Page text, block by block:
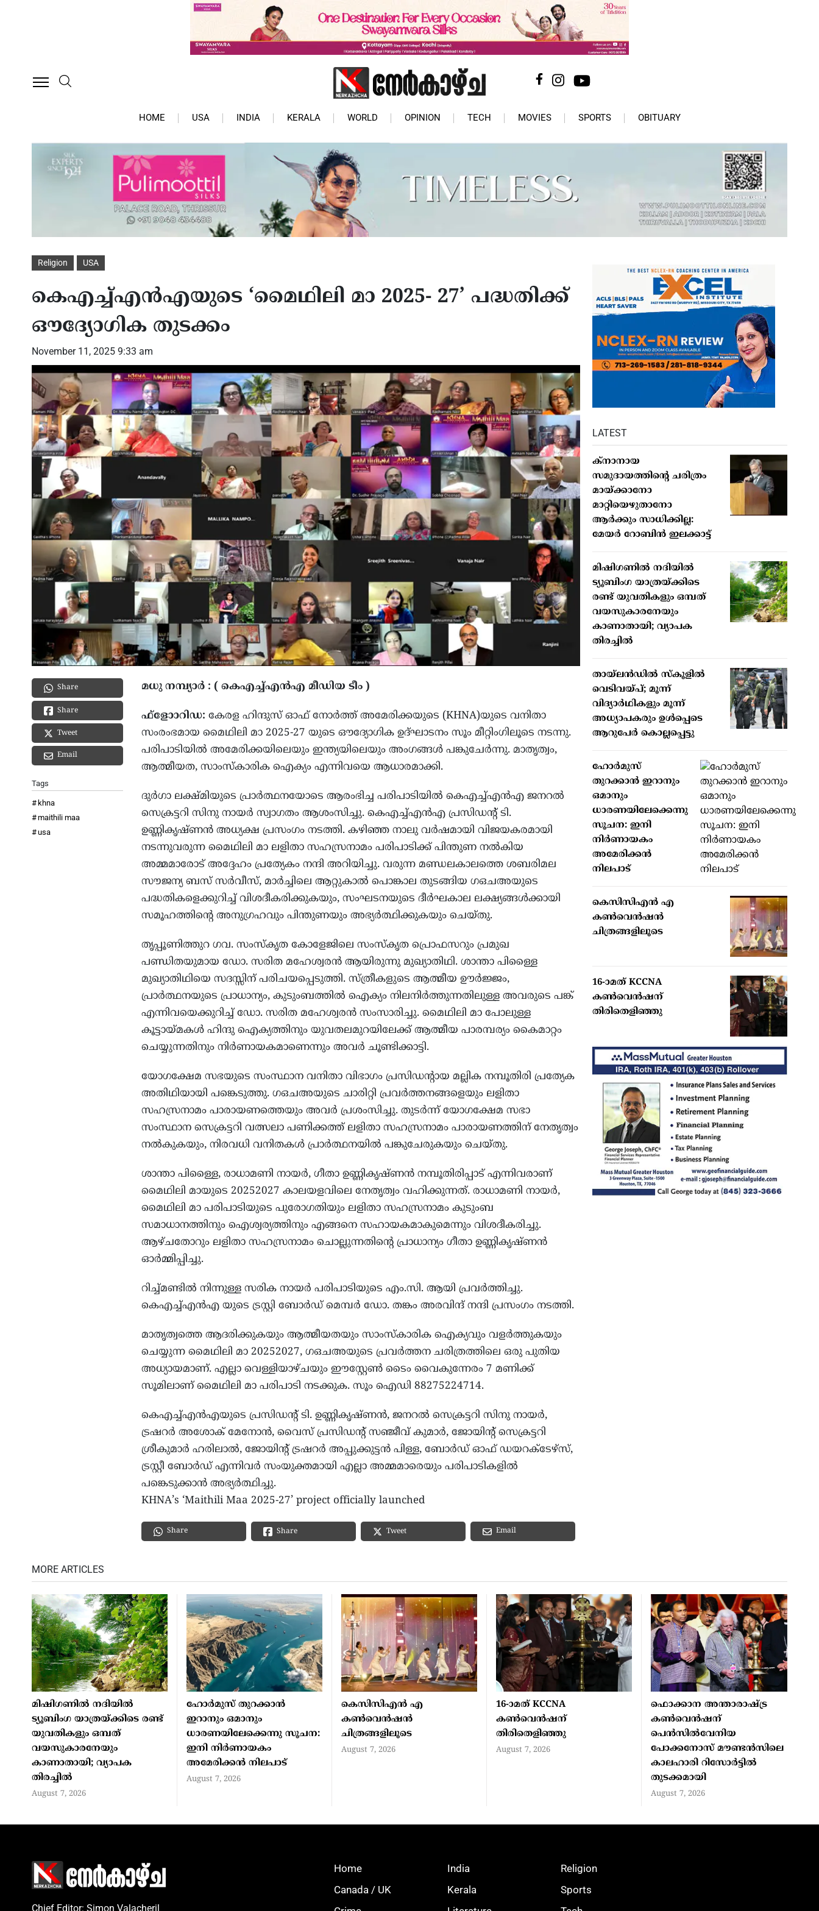
HOME USA INDIA KERALA WORLD OPINION TECH MOVIES SPORTS OBITUARY
Religion USA
കെഎച്ച്എന്‍എയുടെ ‘മൈഥിലി മാ 2025- 27’ പദ്ധതിക്ക്
ഔദ്യോഗിക തുടക്കം
November 11, 2025 9:33 am
Share
Share
Tweet
Email
Tags
khna
maithili maa
usa
മധു നമ്പ്യാര്‍ : ( കെഎച്ച്എന്‍എ മീഡിയ ടീം )
ഫ്‌ളോാറിഡ: കേരള ഹിന്ദുസ് ഓഫ് നോര്‍ത്ത് അമേരിക്കയുടെ (KHNA)യുടെ വനിതാ
സംരംഭമായ മൈഥിലി മാ 2025-27 യുടെ ഔദ്യോഗിക ഉദ്ഘാടനം സൂം മീറ്റിംഗിലൂടെ നടന്നു.
പരിപാടിയില്‍ അമേരിക്കയിലെയും ഇന്ത്യയിലെയും അംഗങ്ങള്‍ പങ്കുചേര്‍ന്നു. മാതൃത്വം,
ആത്മീയത, സാംസ്‌കാരിക ഐക്യം എന്നിവയെ ആധാരമാക്കി.
ദുര്‍ഗാ ലക്ഷ്മിയുടെ പ്രാര്‍ത്ഥനയോടെ ആരംഭിച്ച പരിപാടിയില്‍ കെഎച്ച്എന്‍എ ജനറല്‍
സെക്രട്ടറി സിനു നായര്‍ സ്വാഗതം ആശംസിച്ചു. കെഎച്ച്എന്‍എ പ്രസിഡന്റ് ടി.
ഉണ്ണികൃഷ്ണന്‍ അധ്യക്ഷ പ്രസംഗം നടത്തി. കഴിഞ്ഞ നാലു വര്‍ഷമായി വിജയകരമായി
നടന്നുവരുന്ന മൈഥിലി മാ ലളിതാ സഹസ്രനാമം പരിപാടിക്ക് പിന്തുണ നല്‍കിയ
അമ്മമാരോട് അദ്ദേഹം പ്രത്യേകം നന്ദി അറിയിച്ചു. വരുന്ന മണ്ഡലകാലത്തെ ശബരിമല
സൗജന്യ ബസ് സര്‍വീസ്, മാര്‍ച്ചിലെ ആറ്റുകാല്‍ പൊങ്കാല തുടങ്ങിയ ഗഒചഅയുടെ
പദ്ധതികളെക്കുറിച്ച് വിശദീകരിക്കുകയും, സംഘടനയുടെ ദീര്‍ഘകാല ലക്ഷ്യങ്ങള്‍ക്കായി
സമൂഹത്തിന്റെ അനുഗ്രഹവും പിന്തുണയും അഭ്യര്‍ത്ഥിക്കുകയും ചെയ്തു.
തൃപ്പൂണിത്തുറ ഗവ. സംസ്‌കൃത കോളേജിലെ സംസ്‌കൃത പ്രൊഫസറും പ്രമുഖ
പണ്ഡിതയുമായ ഡോ. സരിത മഹേശ്വരന്‍ ആയിരുന്നു മുഖ്യാതിഥി. ശാന്താ പിള്ളൈ
മുഖ്യാതിഥിയെ സദസ്സിന് പരിചയപ്പെടുത്തി. സ്ത്രീകളുടെ ആത്മീയ ഊര്‍ജ്ജം,
പ്രാര്‍ത്ഥനയുടെ പ്രാധാന്യം, കുടുംബത്തില്‍ ഐക്യം നിലനിര്‍ത്തുന്നതിലുള്ള അവരുടെ പങ്ക്
എന്നിവയെക്കുറിച്ച് ഡോ. സരിത മഹേശ്വരന്‍ സംസാരിച്ചു. മൈഥിലി മാ പോലുള്ള
കൂട്ടായ്മകള്‍ ഹിന്ദു ഐക്യത്തിനും യുവതലമുറയിലേക്ക് ആത്മീയ പാരമ്പര്യം കൈമാറ്റം
ചെയ്യുന്നതിനും നിര്‍ണായകമാണെന്നും അവര്‍ ചൂണ്ടിക്കാട്ടി.
യോഗക്ഷേമ സഭയുടെ സംസ്ഥാന വനിതാ വിഭാഗം പ്രസിഡന്റായ മല്ലിക നമ്പൂതിരി പ്രത്യേക
അതിഥിയായി പങ്കെടുത്തു. ഗഒചഅയുടെ ചാരിറ്റി പ്രവര്‍ത്തനങ്ങളെയും ലളിതാ
സഹസ്രനാമം പാരായണത്തെയും അവര്‍ പ്രശംസിച്ചു. തുടര്‍ന്ന് യോഗക്ഷേമ സഭാ
സംസ്ഥാന സെക്രട്ടറി വത്സലാ പണിക്കത്ത് ലളിതാ സഹസ്രനാമം പാരായണത്തിന് നേതൃത്വം
നല്‍കുകയും, നിരവധി വനിതകള്‍ പ്രാര്‍ത്ഥനയില്‍ പങ്കുചേരുകയും ചെയ്തു.
ശാന്താ പിള്ളൈ, രാധാമണി നായര്‍, ഗീതാ ഉണ്ണികൃഷ്ണന്‍ നമ്പൂതിരിപ്പാട് എന്നിവരാണ്
മൈഥിലി മായുടെ 20252027 കാലയളവിലെ നേതൃത്വം വഹിക്കുന്നത്. രാധാമണി നായര്‍,
മൈഥിലി മാ പരിപാടിയുടെ പുരോഗതിയും ലളിതാ സഹസ്രനാമം കുടുംബ
സമാധാനത്തിനും ഐശ്വര്യത്തിനും എങ്ങനെ സഹായകമാകുമെന്നും വിശദീകരിച്ചു.
ആഴ്ചതോറും ലളിതാ സഹസ്രനാമം ചൊല്ലുന്നതിന്റെ പ്രാധാന്യം ഗീതാ ഉണ്ണികൃഷ്ണന്‍
ഓര്‍മ്മിപ്പിച്ചു.
റിച്ച്മണ്ടില്‍ നിന്നുള്ള സരിക നായര്‍ പരിപാടിയുടെ എം.സി. ആയി പ്രവര്‍ത്തിച്ചു.
കെഎച്ച്എന്‍എ യുടെ ട്രസ്റ്റി ബോര്‍ഡ് മെമ്പര്‍ ഡോ. തങ്കം അരവിന്ദ് നന്ദി പ്രസംഗം നടത്തി.
മാതൃത്വത്തെ ആദരിക്കുകയും ആത്മീയതയും സാംസ്‌കാരിക ഐക്യവും വളര്‍ത്തുകയും
ചെയ്യുന്ന മൈഥിലി മാ 20252027, ഗഒചഅയുടെ പ്രവര്‍ത്തന ചരിത്രത്തിലെ ഒരു പുതിയ
അധ്യായമാണ്. എല്ലാ വെള്ളിയാഴ്ചയും ഈസ്റ്റേണ്‍ ടൈം വൈകുന്നേരം 7 മണിക്ക്
സൂമിലാണ് മൈഥിലി മാ പരിപാടി നടക്കുക. സൂം ഐഡി 88275224714.
കെഎച്ച്എന്‍എയുടെ പ്രസിഡന്റ് ടി. ഉണ്ണികൃഷ്ണന്‍, ജനറല്‍ സെക്രട്ടറി സിനു നായര്‍,
ട്രഷറര്‍ അശോക് മേനോന്‍, വൈസ് പ്രസിഡന്റ് സഞ്ജീവ് കുമാര്‍, ജോയിന്റ് സെക്രട്ടറി
ശ്രീകുമാര്‍ ഹരിലാല്‍, ജോയിന്റ് ട്രഷറര്‍ അപ്പുക്കുട്ടന്‍ പിള്ള, ബോര്‍ഡ് ഓഫ് ഡയറക്ടേഴ്‌സ്,
ട്രസ്റ്റീ ബോര്‍ഡ് എന്നിവര്‍ സംയുക്തമായി എല്ലാ അമ്മമാരെയും പരിപാടികളില്‍
പങ്കെടുക്കാന്‍ അഭ്യര്‍ത്ഥിച്ചു.
KHNA’s ‘Maithili Maa 2025-27’ project officially launched
Share Share Tweet Email
LATEST
ക്നാനായ
സമുദായത്തിന്റെ ചരിത്രം
മായ്ക്കാനോ
മാറ്റിയെഴുതാനോ
ആർക്കും സാധിക്കില്ല:
മേയർ റോബിൻ ഇലക്കാട്ട്
മിഷിഗണില്‍ നദിയില്‍
ട്യൂബിംഗ യാത്രയ്ക്കിടെ
രണ്ട് യുവതികളും ഒമ്പത്
വയസുകാരനേയും
കാണാതായി; വ്യാപക
തിരച്ചില്‍
തായ്ലന്‍ഡില്‍ സ്‌കൂളില്‍
വെടിവയ്പ്; മൂന്ന്
വിദ്യാര്‍ഥികളും മൂന്ന്
അധ്യാപകരും ഉള്‍പ്പെടെ
ആറുപേര്‍ കൊല്ലപ്പെട്ടു
ഹോര്‍മുസ്
തുറക്കാന്‍ ഇറാനും
ഒമാനും
ധാരണയിലേക്കെന്നു
സൂചന: ഇനി
നിര്‍ണായകം
അമേരിക്കന്‍
നിലപാട്
കെസിസിഎൻ എ
കൺവെൻഷൻ
ചിത്രങ്ങളിലൂടെ
16-ാമത് KCCNA
കൺവെൻഷന്
തിരിതെളിഞ്ഞു
MORE ARTICLES
മിഷിഗണില്‍ നദിയില്‍
ട്യൂബിംഗ യാത്രയ്ക്കിടെ രണ്ട്
യുവതികളും ഒമ്പത്
വയസുകാരനേയും
കാണാതായി; വ്യാപക
തിരച്ചില്‍
August 7, 2026
ഹോര്‍മുസ് തുറക്കാന്‍
ഇറാനും ഒമാനും
ധാരണയിലേക്കെന്നു സൂചന:
ഇനി നിര്‍ണായകം
അമേരിക്കന്‍ നിലപാട്
August 7, 2026
കെസിസിഎൻ എ
കൺവെൻഷൻ
ചിത്രങ്ങളിലൂടെ
August 7, 2026
16-ാമത് KCCNA
കൺവെൻഷന്
തിരിതെളിഞ്ഞു
August 7, 2026
ഫൊക്കാന അന്താരാഷ്ട്ര
കൺവെൻഷന്
പെൻസിൽവേനിയ
പോക്കനോസ് മൗണ്ടൻസിലെ
കാലഹാരി റിസോർട്ടിൽ
തുടക്കമായി
August 7, 2026
Chief Editor: Simon Valacheril
Home
Canada / UK
India
Kerala
Religion
Sports